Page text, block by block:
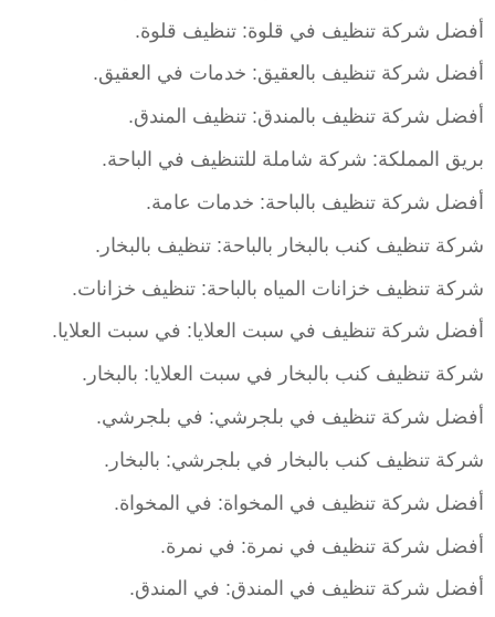
أفضل شركة تنظيف في قلوة: تنظيف قلوة.
أفضل شركة تنظيف بالعقيق: خدمات في العقيق.
أفضل شركة تنظيف بالمندق: تنظيف المندق.
بريق المملكة: شركة شاملة للتنظيف في الباحة.
أفضل شركة تنظيف بالباحة: خدمات عامة.
شركة تنظيف كنب بالبخار بالباحة: تنظيف بالبخار.
شركة تنظيف خزانات المياه بالباحة: تنظيف خزانات.
أفضل شركة تنظيف في سبت العلايا: في سبت العلايا.
شركة تنظيف كنب بالبخار في سبت العلايا: بالبخار.
أفضل شركة تنظيف في بلجرشي: في بلجرشي.
شركة تنظيف كنب بالبخار في بلجرشي: بالبخار.
أفضل شركة تنظيف في المخواة: في المخواة.
أفضل شركة تنظيف في نمرة: في نمرة.
أفضل شركة تنظيف في المندق: في المندق.